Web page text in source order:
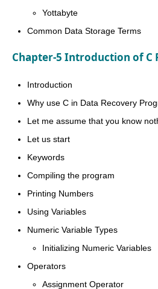
Yottabyte
Common Data Storage Terms
Chapter-5 Introduction of C
Introduction
Why use C in Data Recovery
Let me assume that you know
Let us start
Keywords
Compiling the program
Printing Numbers
Using Variables
Numeric Variable Types
Initializing Numeric Variables
Operators
Assignment Operator